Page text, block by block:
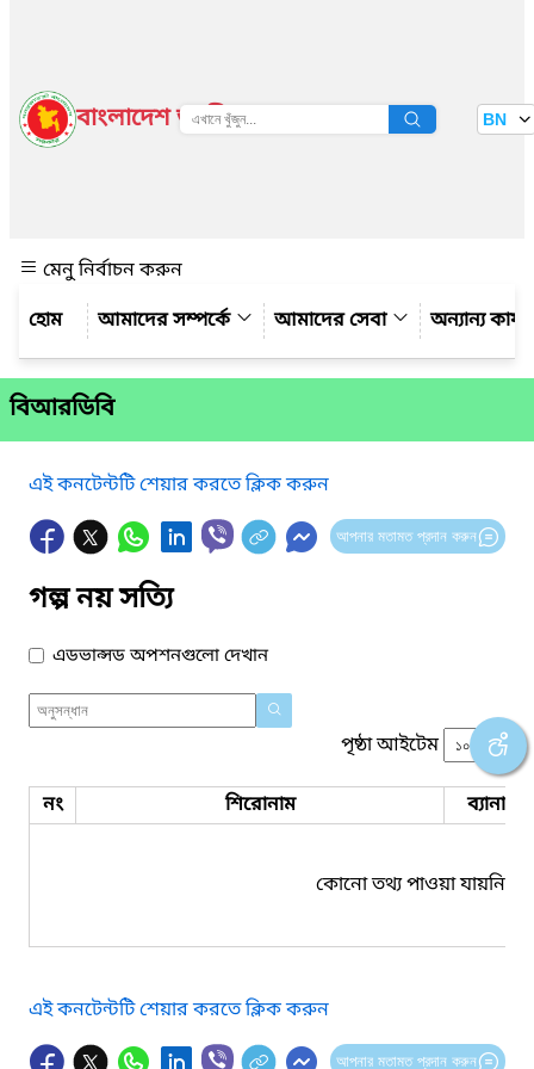
বাংলাদেশ জাতীয় তথ্য বাতায়ন BN
মেনু নির্বাচন করুন
আমাদের সম্পর্কে
আমাদের সেবা অন্যান্য
বিআরডিবি
এই কনটেন্টটি শেয়ার করতে ক্লিক করুন
আপনার মতামত প্রদান করুন
গল্প নয় সত্যি
এডভান্সড অপশনগুলো দেখান
পৃষ্ঠা আইটেম
নং শিরোনাম ব্যানার
কোনো তথ্য পাওয়া যায়নি।
এই কনটেন্টটি শেয়ার করতে ক্লিক করুন
আপনার মতামত প্রদান করুন